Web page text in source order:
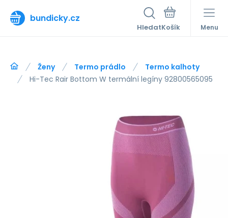
bundicky.cz
Hledat Menu
Ženy Termo prádlo
Termo kalhoty
Hi-Tec Rair Bottom W termální legíny 92800565095